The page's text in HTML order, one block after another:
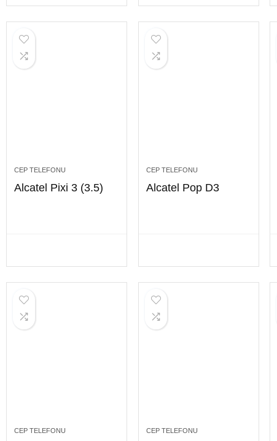
CEP TELEFONU
Alcatel Pixi 3 (3.5)
CEP TELEFONU
Alcatel Pop D3
CEP TELEFONU CEP TELEFONU